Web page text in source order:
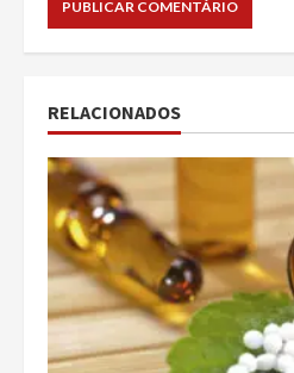
RELACIONADOS